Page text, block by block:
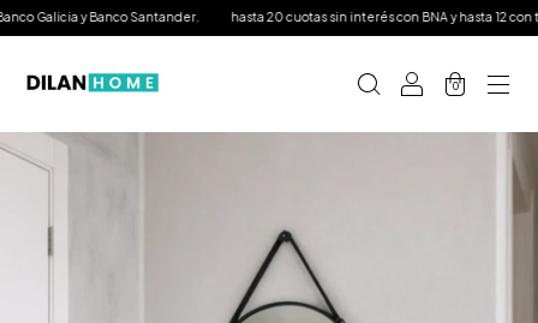
Galicia y Banco Santander. hasta 20 cuotas sin interés con BNA y hasta 12 con
0